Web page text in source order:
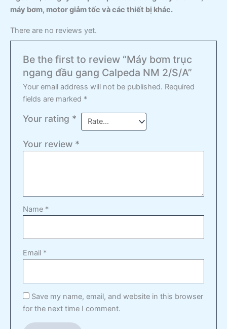
máy bơm, motor giảm tốc và các thiết bị khác.
There are no reviews yet.
Be the first to review “Máy bơm trục
ngang đầu gang Calpeda NM 2/S/A”
Your email address will not be published. Required
fields are marked *
Your rating *
Your review *
Name *
Email *
Save my name, email, and website in this browser
for the next time I comment.